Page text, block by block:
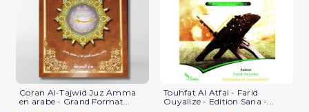
(9 avis)
Coran Al-Tajwid Juz Amma
en arabe - Grand Format...
Touhfat Al Atfal - Farid
Ouyalize - Edition Sana -...